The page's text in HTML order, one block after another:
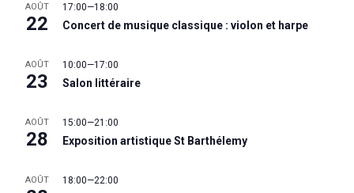
AOÛT
22
17:00—18:00
Concert de musique classique : violon et harpe
AOÛT
23
10:00—17:00
Salon littéraire
AOÛT
28
15:00—21:00
Exposition artistique St Barthélemy
AOÛT 18:00—22:00